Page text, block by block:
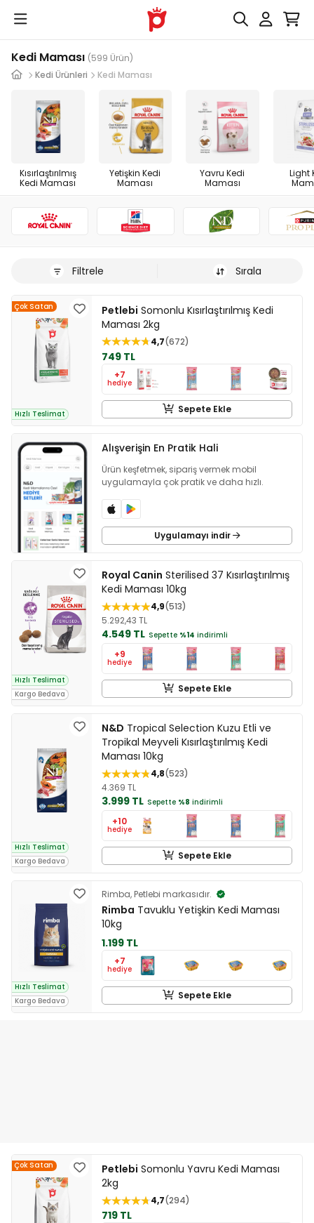
Kedi Maması (599 Ürün)
Kedi Ürünleri
Kedi Maması
Kısırlaştırılmış
Kedi Maması
Yetişkin Kedi
Maması
Yavru Kedi
Maması
Light
Filtrele Sırala
Çok Satan
Hızlı Teslimat
Petlebi Somonlu Kısırlaştırılmış Kedi
Maması 2kg
4,7 672
749 TL
+7
hediye
Sepete Ekle
Alışverişin En Pratik Hali
Ürün keşfetmek, sipariş vermek mobil
uygulamayla çok pratik ve daha hızlı.
Uygulamayı indir
Hızlı Teslimat
Kargo Bedava
Royal Canin Sterilised 37 Kısırlaştırılmış
Kedi Maması 10kg
4,9 513
5.292,43 TL
4.549 TL Sepette %14 indirimli
+9
hediye
Sepete Ekle
Hızlı Teslimat
Kargo Bedava
N&D Tropical Selection Kuzu Etli ve
Tropikal Meyveli Kısırlaştırılmış Kedi
Maması 10kg
4,8 523
4.369 TL
3.999 TL Sepette %8 indirimli
+10
hediye
Sepete Ekle
Hızlı Teslimat
Kargo Bedava
Rimba, Petlebi markasıdır.
Rimba Tavuklu Yetişkin Kedi Maması
10kg
1.199 TL
+7
hediye
Sepete Ekle
Çok Satan Petlebi Somonlu Yavru Kedi Maması
2kg
4,7 294
719 TL